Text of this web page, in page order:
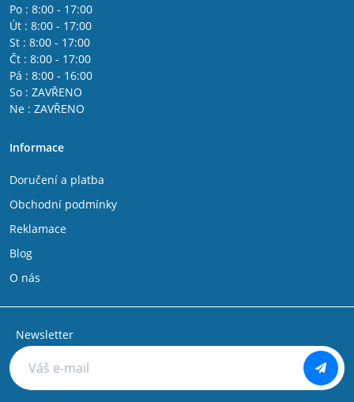
Po : 8:00 - 17:00
Út : 8:00 - 17:00
St : 8:00 - 17:00
Čt : 8:00 - 17:00
Pá : 8:00 - 16:00
So : ZAVŘENO
Ne : ZAVŘENO
Informace
Doručení a platba
Obchodní podmínky
Reklamace
Blog
O nás
Newsletter